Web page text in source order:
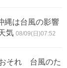
縄は台風の影響
気 08/09(日)07:52
それ 台風のた